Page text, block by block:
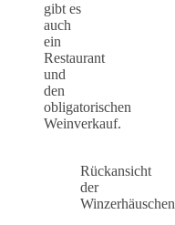
gibt es
auch
ein
Restaurant
und
den
obligatorischen
Weinverkauf.
Rückansicht
der
Winzerhäuschen